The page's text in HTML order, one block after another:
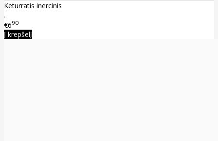
Keturratis inercinis
..
€690
Į krepšelį